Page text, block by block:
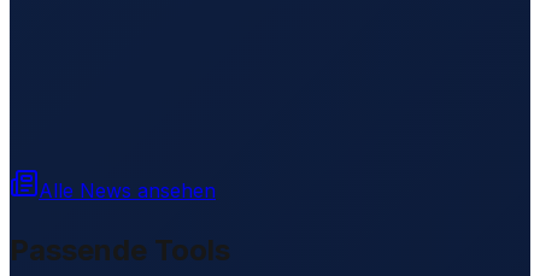
Alle News ansehen
Passende Tools